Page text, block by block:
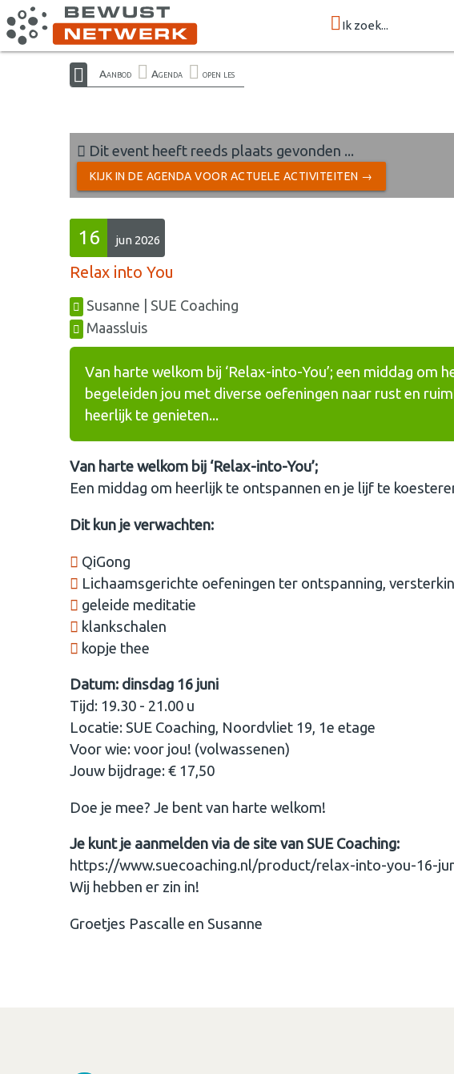
Ik zoek...
Aanbod Agenda open les
Dit event heeft reeds plaats gevonden ...
KIJK IN DE AGENDA VOOR ACTUELE ACTIVITEITEN →
16 jun 2026
Relax into You
Susanne | SUE Coaching
Maassluis
Van harte welkom bij ‘Relax-into-You’; een middag om
begeleiden jou met diverse oefeningen naar rust en
heerlijk te genieten...
Van harte welkom bij ‘Relax-into-You’;
Een middag om heerlijk te ontspannen en je lijf te
Dit kun je verwachten:
QiGong
Lichaamsgerichte oefeningen ter ontspanning,
⁠geleide meditatie
⁠klankschalen
⁠kopje thee
Datum: dinsdag 16 juni
Tijd: 19.30 - 21.00 u
Locatie: SUE Coaching, Noordvliet 19, 1e etage
Voor wie: voor jou! (volwassenen)
Jouw bijdrage: € 17,50
Doe je mee? Je bent van harte welkom!
Je kunt je aanmelden via de site van SUE Coaching:
https://www.suecoaching.nl/product/relax-into-you-16-
Wij hebben er zin in!
Groetjes Pascalle en Susanne